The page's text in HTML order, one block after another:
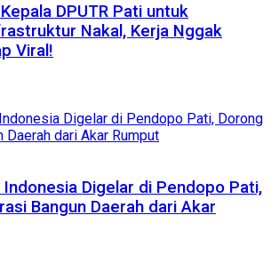
DPUTR Pati untuk
Nakal, Kerja Nggak
Viral!
Indonesia Digelar di Pendopo Pati,
Bangun Daerah dari Akar